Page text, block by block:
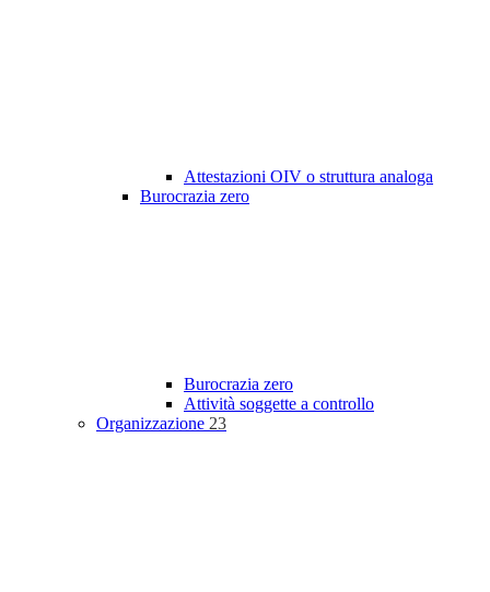
Attestazioni OIV o struttura analoga
Burocrazia zero
Burocrazia zero
Attività soggette a controllo
Organizzazione 23